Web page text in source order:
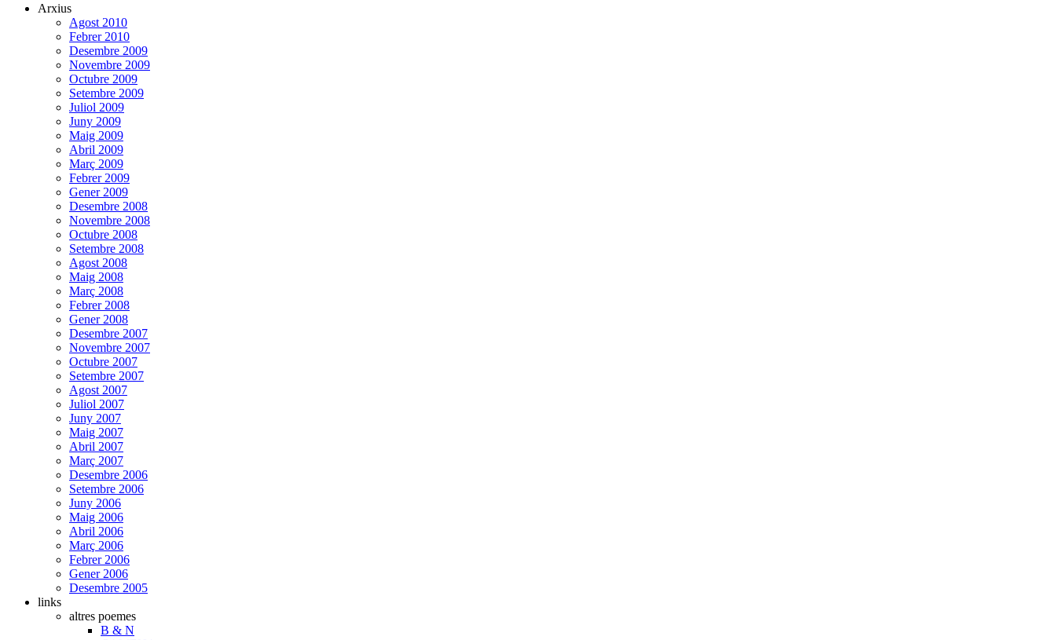
Arxius
Agost 2010
Febrer 2010
Desembre 2009
Novembre 2009
Octubre 2009
Setembre 2009
Juliol 2009
Juny 2009
Maig 2009
Abril 2009
Març 2009
Febrer 2009
Gener 2009
Desembre 2008
Novembre 2008
Octubre 2008
Setembre 2008
Agost 2008
Maig 2008
Març 2008
Febrer 2008
Gener 2008
Desembre 2007
Novembre 2007
Octubre 2007
Setembre 2007
Agost 2007
Juliol 2007
Juny 2007
Maig 2007
Abril 2007
Març 2007
Desembre 2006
Setembre 2006
Juny 2006
Maig 2006
Abril 2006
Març 2006
Febrer 2006
Gener 2006
Desembre 2005
links
altres poemes
B & N